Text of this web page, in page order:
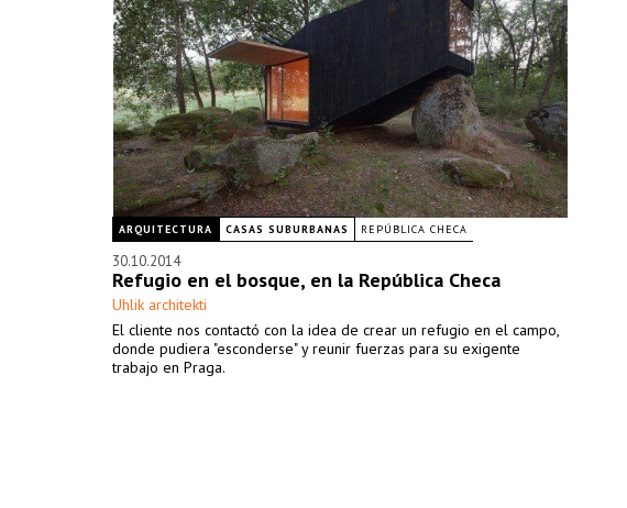
ARQUITECTURA CASAS SUBURBANAS REPÚBLICA CHECA
30.10.2014
Refugio en el bosque, en la República Checa
Uhlik architekti
El cliente nos contactó con la idea de crear un refugio en el campo,
donde pudiera "esconderse" y reunir fuerzas para su exigente
trabajo en Praga.